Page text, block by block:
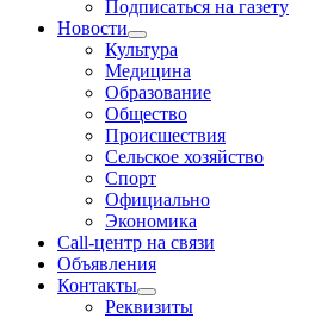
Подписаться на газету
Новости
Культура
Медицина
Образование
Общество
Происшествия
Сельское хозяйство
Спорт
Официально
Экономика
Call-центр на связи
Объявления
Контакты
Реквизиты